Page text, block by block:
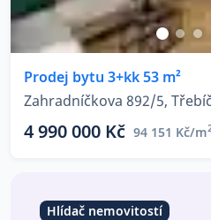
Co říkají naši
Blog
O nás
Prodej bytu 3+kk 53 m²
4 990 000 Kč 94 151 Kč/m
Hlídač nemovitostí